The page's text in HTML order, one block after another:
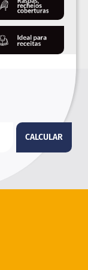
CALCULAR